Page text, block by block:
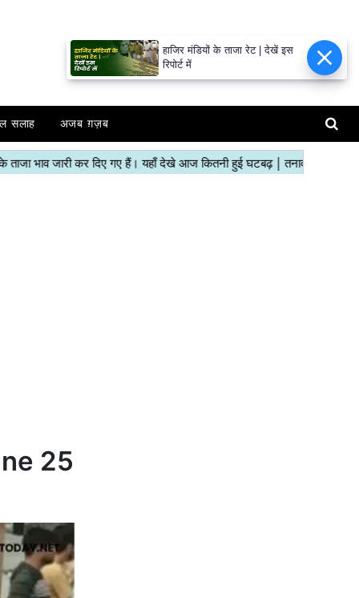
सलाह अजब ग़ज़ब
25
हाजिर मंडियों के ताजा रेट | देखें इस
रिपोर्ट में